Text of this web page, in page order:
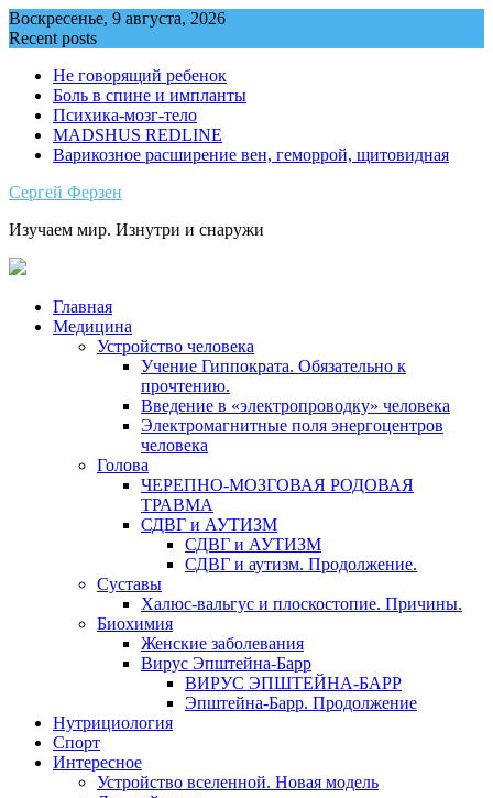
Skip
to
Воскресенье, 9 августа, 2026
Recent posts
Не говорящий ребенок
Боль в спине и импланты
Психика-мозг-тело
MADSHUS REDLINE
Варикозное расширение вен, геморрой, щитовидная
Сергей Ферзен
Изучаем мир. Изнутри и снаружи
Главная
Медицина
Устройство человека
Учение Гиппократа. Обязательно к
прочтению.
Введение в «электропроводку» человека
Электромагнитные поля энергоцентров
человека
Голова
ЧЕРЕПНО-МОЗГОВАЯ РОДОВАЯ
ТРАВМА
СДВГ и АУТИЗМ
СДВГ и АУТИЗМ
СДВГ и аутизм. Продолжение.
Суставы
Халюс-вальгус и плоскостопие. Причины.
Биохимия
Женские заболевания
Вирус Эпштейна-Барр
ВИРУС ЭПШТЕЙНА-БАРР
Эпштейна-Барр. Продолжение
Нутрициология
Спорт
Интересное
Устройство вселенной. Новая модель